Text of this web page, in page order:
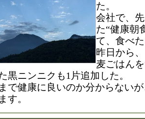
た。
会社で、
た“健康朝
て、食べ
昨日から
麦ごはん
黒ニンニクも1片追加した。
で健康に良いのか分からない
す。